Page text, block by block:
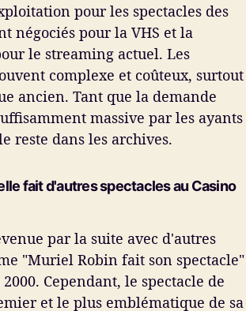
pour les spectacles des
négociés pour la VHS et la
le streaming actuel. Les
complexe et coûteux, surtout
ancien. Tant que la demande
massive par les ayants
reste dans les archives.
fait d'autres spectacles au Casino
par la suite avec d'autres
"Muriel Robin fait son spectacle"
Cependant, le spectacle de
et le plus emblématique de sa